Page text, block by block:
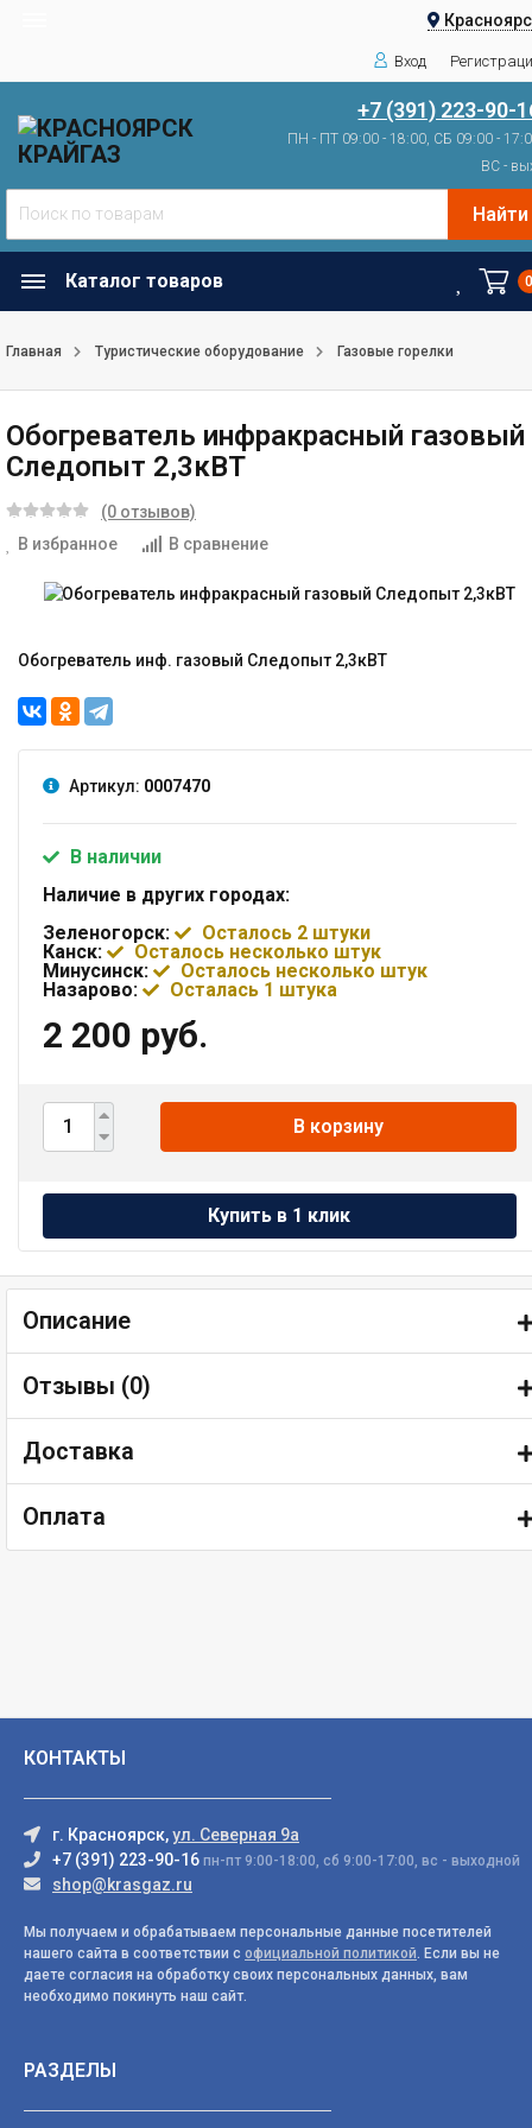
Вход
+7 (391) 223-90-
ПН - ПТ 09:00 - 18:00, СБ 09:00 -
ВС -
Найти
Каталог товаров
Главная Туристические оборудование Газовые горелки
Обогреватель инфракрасный газовый
Следопыт 2,3кВТ
(0 отзывов)
В избранное
В сравнение
Обогреватель инф. газовый Следопыт 2,3кВТ
Артикул: 0007470
В наличии
Наличие в других городах:
Зеленогорск:
Осталось 2 штуки
Канск:
Осталось несколько штук
Минусинск:
Осталось несколько штук
Назарово:
Осталась 1 штука
2 200 руб.
В корзину
Описание
Отзывы (0)
Доставка
Оплата
КОНТАКТЫ
г. Красноярск,ул. Северная 9а
+7 (391) 223-90-16 пн-пт 9:00-18:00, сб 9:00-17:00, вс - выходной
shop@krasgaz.ru
Мы получаем и обрабатываем персональные данные посетителей
нашего сайта в соответствии с официальной политикой. Если вы не
даете согласия на обработку своих персональных данных, вам
необходимо покинуть наш сайт.
РАЗДЕЛЫ